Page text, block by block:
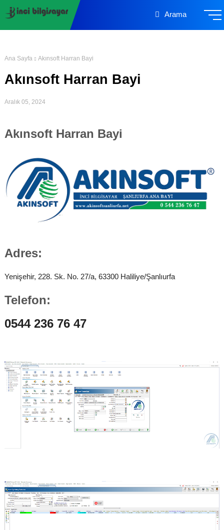
Arama
Ana Sayfa Akınsoft Harran Bayi
Akınsoft Harran Bayi
Aralık 05, 2024
Akınsoft Harran Bayi
Adres:
Yenişehir, 228. Sk. No. 27/a, 63300 Haliliye/Şanlıurfa
Telefon:
0544 236 76 47